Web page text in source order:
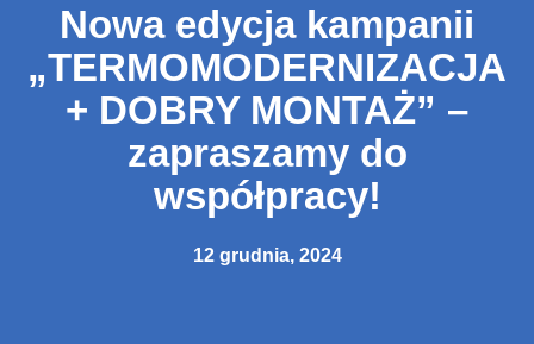
Nowa edycja kampanii
„TERMOMODERNIZACJA
+ DOBRY MONTAŻ” –
zapraszamy do
współpracy!
12 grudnia, 2024